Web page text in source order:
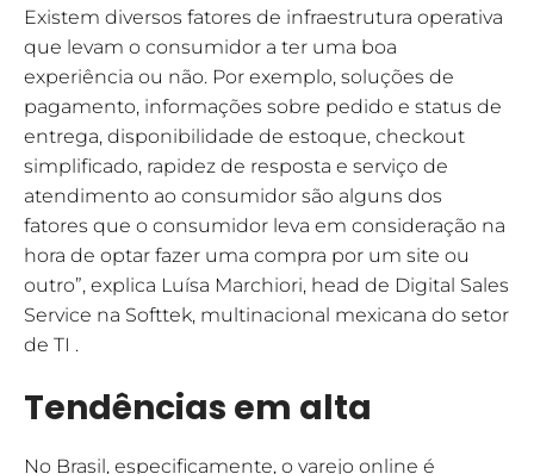
Existem diversos fatores de infraestrutura operativa
que levam o consumidor a ter uma boa
experiência ou não. Por exemplo, soluções de
pagamento, informações sobre pedido e status de
entrega, disponibilidade de estoque, checkout
simplificado, rapidez de resposta e serviço de
atendimento ao consumidor são alguns dos
fatores que o consumidor leva em consideração na
hora de optar fazer uma compra por um site ou
outro”, explica Luísa Marchiori, head de Digital Sales
Service na Softtek, multinacional mexicana do setor
de TI .
Tendências em alta
No Brasil, especificamente, o varejo online é